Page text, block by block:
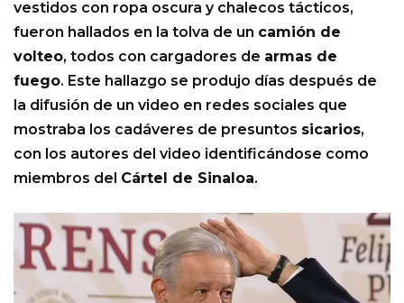
vestidos con ropa oscura y chalecos tácticos,
fueron hallados en la tolva de un camión de
volteo, todos con cargadores de armas de
fuego. Este hallazgo se produjo días después de
la difusión de un video en redes sociales que
mostraba los cadáveres de presuntos sicarios,
con los autores del video identificándose como
miembros del Cártel de Sinaloa.